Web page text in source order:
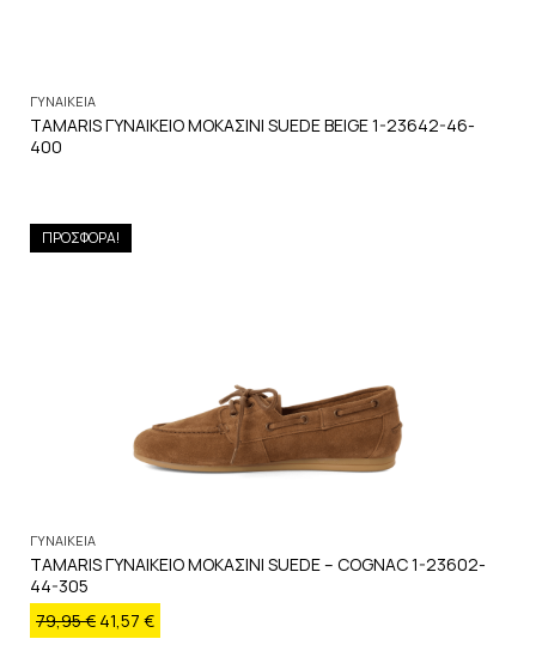
ΓΥΝΑΙΚΕΙΑ
TAMARIS ΓΥΝΑΙΚΕΙΟ ΜΟΚΑΣΙΝΙ SUEDE BEIGE 1-23642-46-
400
ΠΡΟΣΦΟΡΑ!
ΓΥΝΑΙΚΕΙΑ
TAMARIS ΓΥΝΑΙΚΕΙΟ ΜΟΚΑΣΙΝΙ SUEDE – COGNAC 1-23602-
44-305
79,95€ 41,57 €